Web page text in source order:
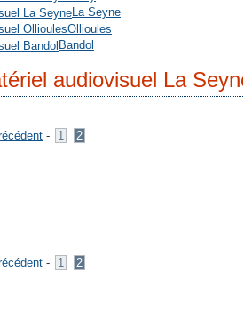
La Seyne
Ollioules
Bandol
audiovisuel La Seyne
- 1 2
- 1 2